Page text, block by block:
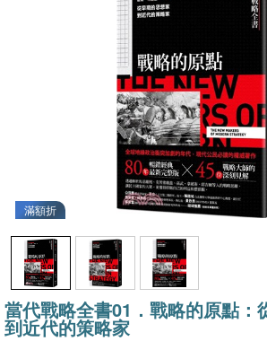
滿額折
當代戰略全書01．戰略的原點：
到近代的策略家